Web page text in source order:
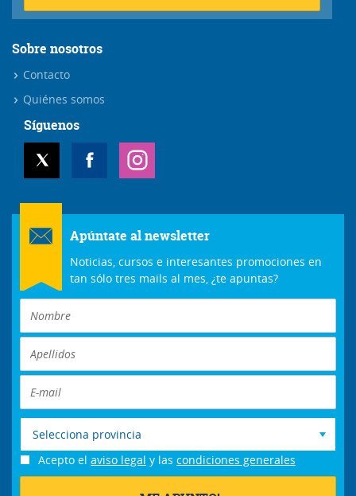
Sobre nosotros
Contacto
Quiénes somos
Síguenos
Apúntate al newsletter
Noticias, cursos e interesantes promociones en
tan sólo tres mails al mes, ¿te apuntas?
Selecciona provincia
Acepto el aviso legal y las condiciones generales